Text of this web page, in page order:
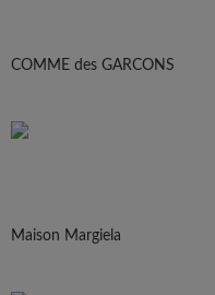
COMME des GARCONS
Maison Margiela